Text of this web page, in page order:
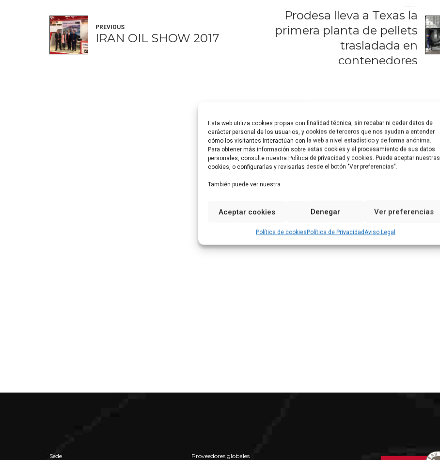
Esta web utiliza cookies propias con finalidad técnica, sin recabar ni ceder datos de
carácter personal de los usuarios, y cookies de terceros que nos ayudan a entender
cómo los visitantes interactúan con la web a nivel estadístico y de forma anónima.
Para obtener más información sobre estas cookies y el procesamiento de sus datos
personales, consulte nuestra Política de privacidad y cookies. Puede aceptar nuestras
cookies, o configurarlas y revisarlas desde el botón "Ver preferencias".
También puede ver nuestra
Aceptar cookies Denegar Ver preferencias
Política de cookiesPolítica de PrivacidadAviso Legal
PREVIOUS
IRAN OIL SHOW 2017
NEXT
Prodesa lleva a Texas la
primera planta de pellets
trasladada en
contenedores
Sede Proveedores globales